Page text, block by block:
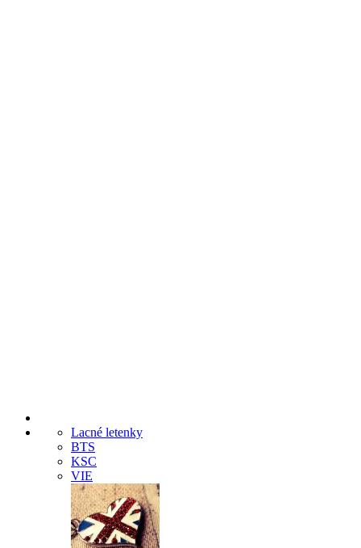
Lacné letenky
BTS
KSC
VIE